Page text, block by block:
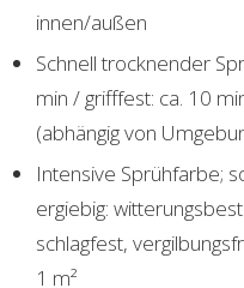
innen/außen
Schnell trocknender
min / grifffest: ca. 10
(abhängig von
Intensive Sprühfarbe;
ergiebig:
schlagfest,
1 m²